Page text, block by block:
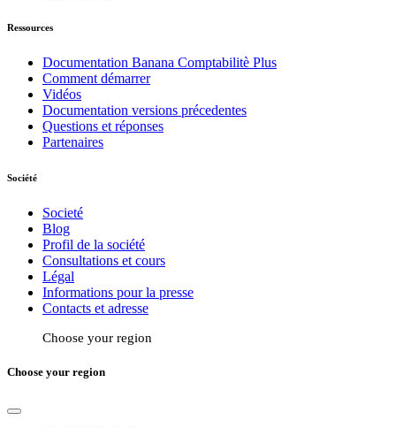
Ressources
Documentation Banana Comptabilitè Plus
Comment démarrer
Vidéos
Documentation versions précedentes
Questions et réponses
Partenaires
Société
Societé
Blog
Profil de la société
Consultations et cours
Légal
Informations pour la presse
Contacts et adresse
Choose your region
Choose your region